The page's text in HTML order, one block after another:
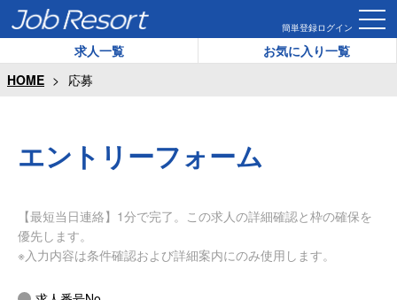
簡単登録ログイン
求人一覧
お気に入り一覧
HOME
応募
エントリーフォーム
【最短当日連絡】1分で完了。この求人の詳細確認と枠の確保を
優先します。
※入力内容は条件確認および詳細案内にのみ使用します。